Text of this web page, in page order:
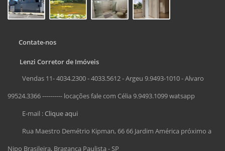
Contate-nos
Lenzi Corretor de Imóveis
Vendas 11- 4034.2300 - 4033.5612 - Argeu 9.9493-1010 - Alvaro
99524.3366 ---------- locações fale com Célia 9.9493.1099 watsapp
E-mail :Clique aqui
Rua Maestro Demétrio Kipman, 66 66 Jardim América próximo a
Nipo Brasileira, Bragança Paulista - SP